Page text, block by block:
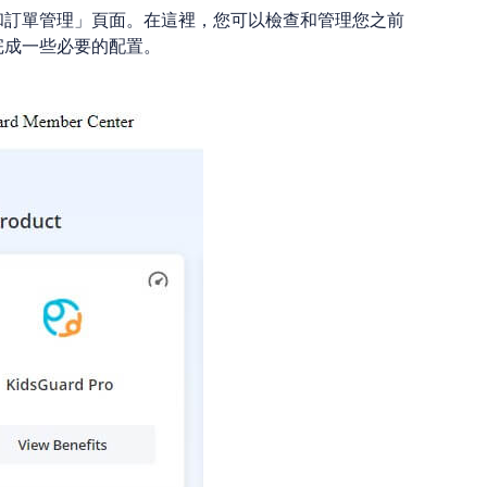
單管理」頁面。在這裡，您可以檢查和管理您之前
一些必要的配置。